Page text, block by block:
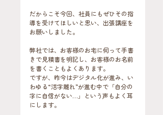
だからこそ今回、社員にもぜひその指
導を受けてほしいと思い、出張講座を
お願いしました。
弊社では、お客様のお宅に伺って手書
きで見積書を明記し、お客様のお名前
を書くこともよくあります。
ですが、昨今はデジタル化が進み、い
わゆる“活字離れ”が進む中で「自分の
字に自信がない…」という声もよく耳
にします。